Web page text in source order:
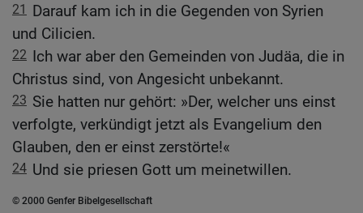
21 Darauf kam ich in die Gegenden von Syrien
und Cilicien.
22 Ich war aber den Gemeinden von Judäa, die in
Christus sind, von Angesicht unbekannt.
23 Sie hatten nur gehört: »Der, welcher uns einst
verfolgte, verkündigt jetzt als Evangelium den
Glauben, den er einst zerstörte!«
24 Und sie priesen Gott um meinetwillen.
© 2000 Genfer Bibelgesellschaft